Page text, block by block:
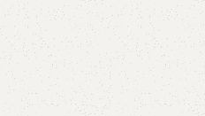
A
CX
PL